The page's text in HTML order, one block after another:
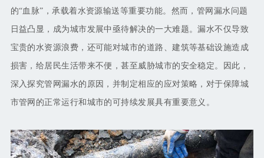
的“血脉”，承载着水资源输送等重要功能。然而，管网漏水问题
日益凸显，成为城市发展中亟待解决的一大难题。漏水不仅导致
宝贵的水资源浪费，还可能对城市的道路、建筑等基础设施造成
损害，给居民生活带来不便，甚至威胁城市的安全稳定。因此，
深入探究管网漏水的原因，并制定相应的应对策略，对于保障城
市管网的正常运行和城市的可持续发展具有重要意义。